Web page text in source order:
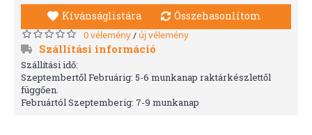
Kívánságlistára Összehasonlítom
0 vélemény/ új vélemény
Szállítási információ
Szállítási idő:
Szeptembertől Februárig: 5-6 munkanap raktárkészlettől
függően.
Februártól Szeptemberig: 7-9 munkanap